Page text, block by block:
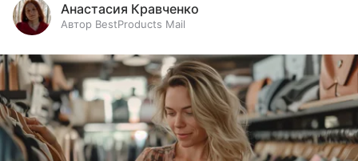
Анастасия Кравченко
Автор BestProducts Mail